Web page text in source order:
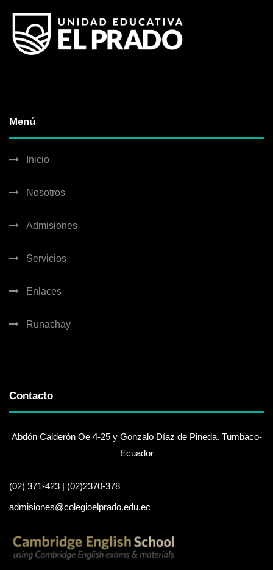
Menú
Inicio
Nosotros
Admisiones
Servicios
Enlaces
Runachay
Contacto
Abdón Calderón Oe 4-25 y Gonzalo Díaz de Pineda. Tumbaco-
Ecuador
(02) 371-423 | (02)2370-378
admisiones@colegioelprado.edu.ec